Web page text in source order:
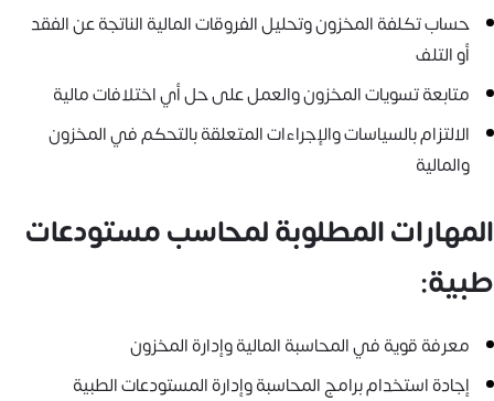
حساب تكلفة المخزون وتحليل الفروقات المالية الناتجة عن الفقد
أو التلف
متابعة تسويات المخزون والعمل على حل أي اختلافات مالية
الالتزام بالسياسات والإجراءات المتعلقة بالتحكم في المخزون
والمالية
المهارات المطلوبة لمحاسب مستودعات
طبية:
معرفة قوية في المحاسبة المالية وإدارة المخزون
إجادة استخدام برامج المحاسبة وإدارة المستودعات الطبية